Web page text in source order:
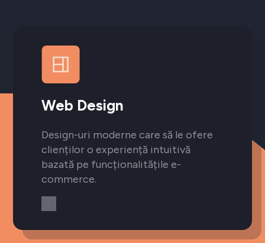
Web Design
Design-uri moderne care să le ofere
clienților o experiență intuitivă
bazată pe funcționalitățile e-
commerce.